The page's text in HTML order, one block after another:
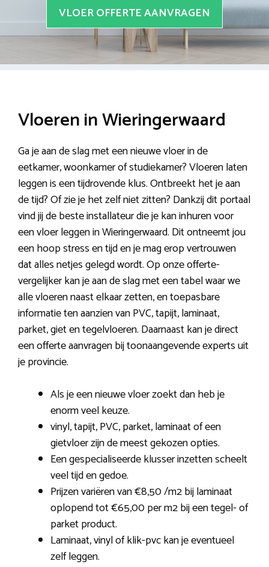
VLOER OFFERTE AANVRAGEN
Vloeren in Wieringerwaard
Ga je aan de slag met een nieuwe vloer in de
eetkamer, woonkamer of studiekamer? Vloeren laten
leggen is een tijdrovende klus. Ontbreekt het je aan
de tijd? Of zie je het zelf niet zitten? Dankzij dit portaal
vind jij de beste installateur die je kan inhuren voor
een vloer leggen in Wieringerwaard. Dit ontneemt jou
een hoop stress en tijd en je mag erop vertrouwen
dat alles netjes gelegd wordt. Op onze offerte-
vergelijker kan je aan de slag met een tabel waar we
alle vloeren naast elkaar zetten, en toepasbare
informatie ten aanzien van PVC, tapijt, laminaat,
parket, giet en tegelvloeren. Daarnaast kan je direct
een offerte aanvragen bij toonaangevende experts uit
je provincie.
Als je een nieuwe vloer zoekt dan heb je
enorm veel keuze.
vinyl, tapijt, PVC, parket, laminaat of een
gietvloer zijn de meest gekozen opties.
Een gespecialiseerde klusser inzetten scheelt
veel tijd en gedoe.
Prijzen variëren van €8,50 /m2 bij laminaat
oplopend tot €65,00 per m2 bij een tegel- of
parket product.
Laminaat, vinyl of klik-pvc kan je eventueel
zelf leggen.